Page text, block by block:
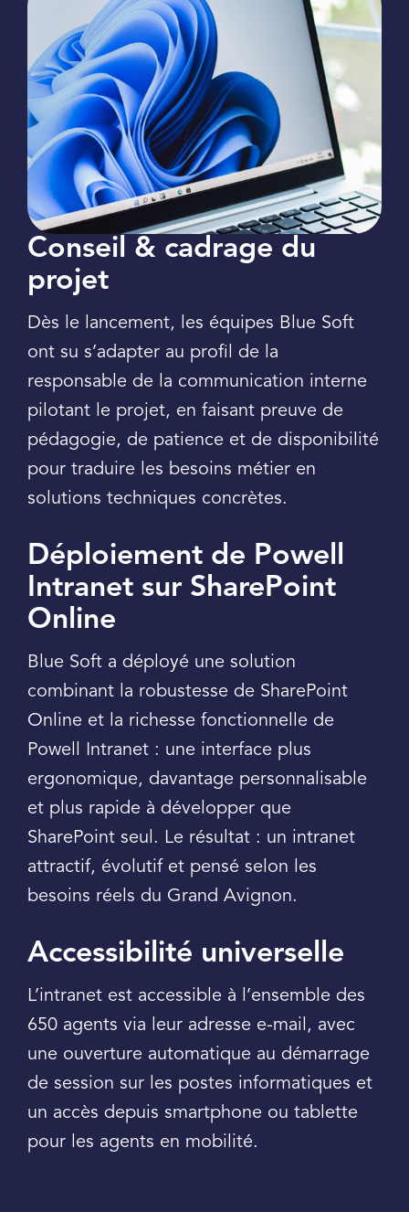
Conseil & cadrage du
projet
Dès le lancement, les équipes Blue Soft
ont su s’adapter au profil de la
responsable de la communication interne
pilotant le projet, en faisant preuve de
pédagogie, de patience et de disponibilité
pour traduire les besoins métier en
solutions techniques concrètes.
Déploiement de Powell
Intranet sur SharePoint
Online
Blue Soft a déployé une solution
combinant la robustesse de SharePoint
Online et la richesse fonctionnelle de
Powell Intranet : une interface plus
ergonomique, davantage personnalisable
et plus rapide à développer que
SharePoint seul. Le résultat : un intranet
attractif, évolutif et pensé selon les
besoins réels du Grand Avignon.
Accessibilité universelle
L’intranet est accessible à l’ensemble des
650 agents via leur adresse e-mail, avec
une ouverture automatique au démarrage
de session sur les postes informatiques et
un accès depuis smartphone ou tablette
pour les agents en mobilité.